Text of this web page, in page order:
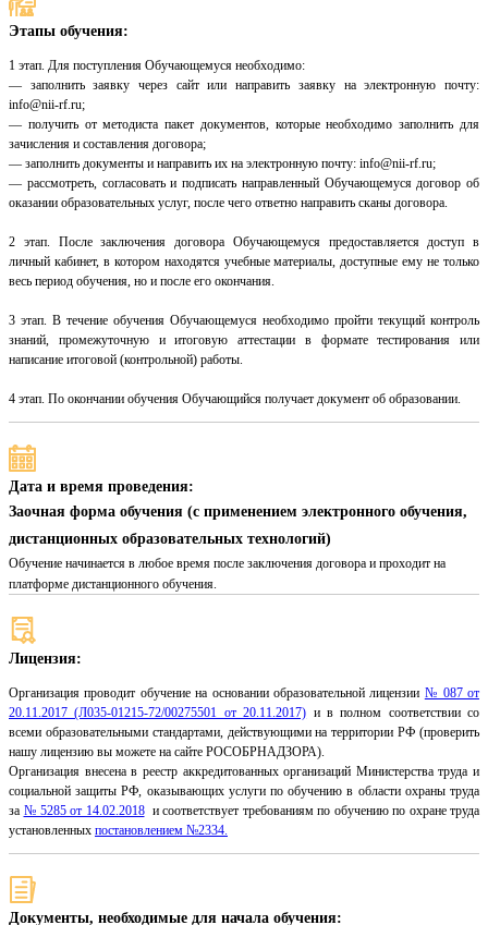
Этапы обучения:
1 этап. Для поступления Обучающемуся необходимо:
— заполнить заявку через сайт или направить заявку на электронную почту:
info@nii-rf.ru;
— получить от методиста пакет документов, которые необходимо заполнить для
зачисления и составления договора;
— заполнить документы и направить их на электронную почту: info@nii-rf.ru;
— рассмотреть, согласовать и подписать направленный Обучающемуся договор об
оказании образовательных услуг, после чего ответно направить сканы договора.
2 этап. После заключения договора Обучающемуся предоставляется доступ в
личный кабинет, в котором находятся учебные материалы, доступные ему не только
весь период обучения, но и после его окончания.
3 этап. В течение обучения Обучающемуся необходимо пройти текущий контроль
знаний, промежуточную и итоговую аттестации в формате тестирования или
написание итоговой (контрольной) работы.
4 этап. По окончании обучения Обучающийся получает документ об образовании.
Дата и время проведения:
Заочная форма обучения (с применением электронного обучения,
дистанционных образовательных технологий)
Обучение начинается в любое время после заключения договора и проходит на
платформе дистанционного обучения.
Лицензия:
Организация проводит обучение на основании образовательной лицензии № 087 от
20.11.2017 (Л035-01215-72/00275501 от 20.11.2017) и в полном соответствии со
всеми образовательными стандартами, действующими на территории РФ (проверить
нашу лицензию вы можете на сайте РОСОБРНАДЗОРА).
Организация внесена в реестр аккредитованных организаций Министерства труда и
социальной защиты РФ, оказывающих услуги по обучению в области охраны труда
за № 5285 от 14.02.2018и соответствует требованиям по обучению по охране труда
установленных постановлением №2334.
Документы, необходимые для начала обучения: